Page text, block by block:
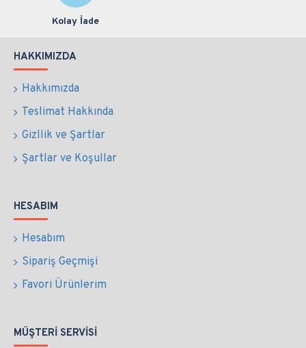
Kolay İade
HAKKIMIZDA
Hakkımızda
Teslimat Hakkında
Gizllik ve Şartlar
Şartlar ve Koşullar
HESABIM
Hesabım
Sipariş Geçmişi
Favori Ürünlerim
MÜŞTERI SERVISI